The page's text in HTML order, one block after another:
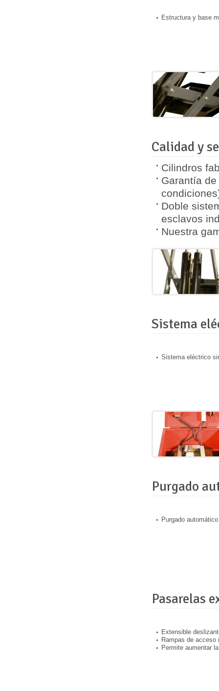
Estructura y base
Calidad y
Cilindros
Garantía
Doble
esclavos
Nuestra
Sistema
Sistema eléctrico
Purgado
Purgado
Pasarelas
Extensible
Rampas de
Permite aumentar